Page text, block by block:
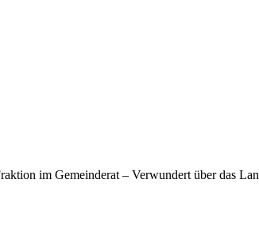
im Gemeinderat – Verwundert über das